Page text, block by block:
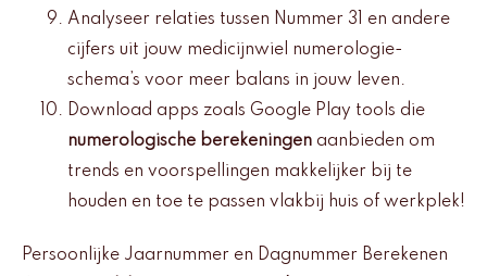
Analyseer relaties tussen Nummer 31 en andere
cijfers uit jouw medicijnwiel numerologie-
schema’s voor meer balans in jouw leven.
Download apps zoals Google Play tools die
numerologische berekeningen aanbieden om
trends en voorspellingen makkelijker bij te
houden en toe te passen vlakbij huis of werkplek!
Persoonlijke Jaarnummer en Dagnummer Berekenen